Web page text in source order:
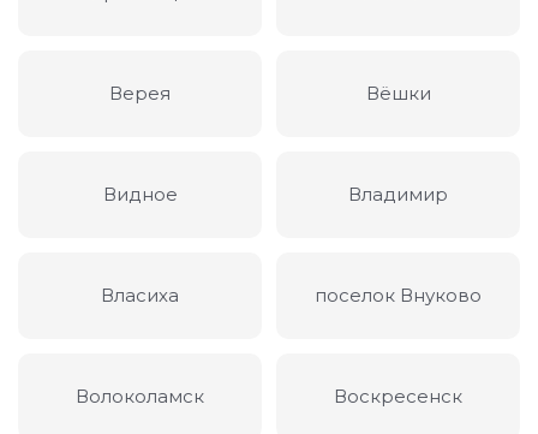
Верея Вёшки
Видное Владимир
Власиха поселок Внуково
Волоколамск Воскресенск